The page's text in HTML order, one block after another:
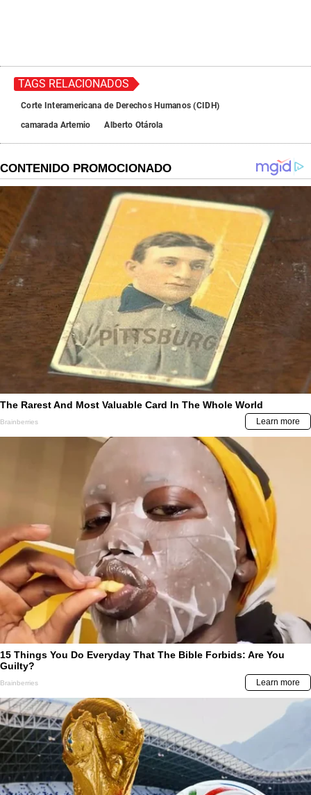
TAGS RELACIONADOS
Corte Interamericana de Derechos Humanos (CIDH)
camarada Artemio
Alberto Otárola